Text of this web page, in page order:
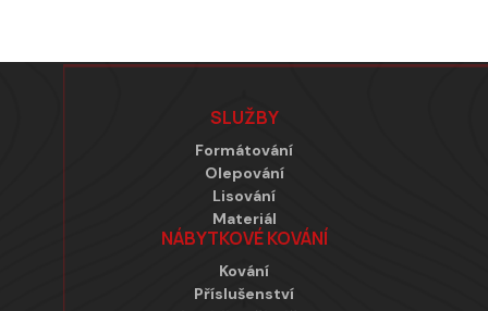
Zápatí
SLUŽBY
Formátování
Olepování
Lisování
Materiál
NÁBYTKOVÉ KOVÁNÍ
Kování
Příslušenství